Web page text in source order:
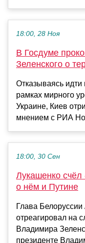
18:00, 28 Ноя
В Госдуме
Зеленского о
Отказываясь идти
рамках мирного
Украине, Киев
мнением с РИА
18:00, 30 Сен
Лукашенко счёл
о нём и Путине
Глава
отреагировал на
Владимира
президенте